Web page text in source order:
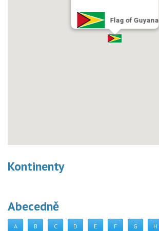
Flag of Guyana
Kontinenty
Abecedně
A B C D E F G H